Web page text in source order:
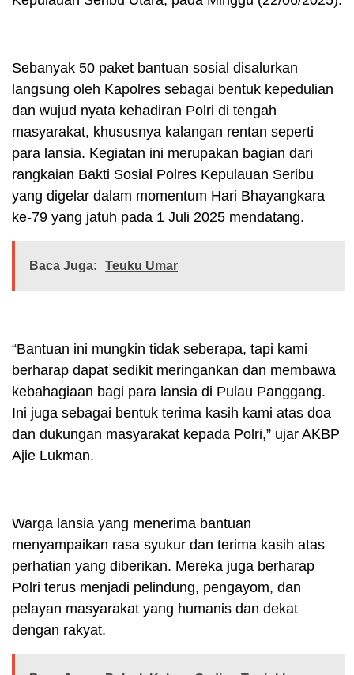
Sebanyak 50 paket bantuan sosial disalurkan
langsung oleh Kapolres sebagai bentuk kepedulian
dan wujud nyata kehadiran Polri di tengah
masyarakat, khususnya kalangan rentan seperti
para lansia. Kegiatan ini merupakan bagian dari
rangkaian Bakti Sosial Polres Kepulauan Seribu
yang digelar dalam momentum Hari Bhayangkara
ke-79 yang jatuh pada 1 Juli 2025 mendatang.
Baca Juga: Teuku Umar
“Bantuan ini mungkin tidak seberapa, tapi kami
berharap dapat sedikit meringankan dan membawa
kebahagiaan bagi para lansia di Pulau Panggang.
Ini juga sebagai bentuk terima kasih kami atas doa
dan dukungan masyarakat kepada Polri,” ujar AKBP
Ajie Lukman.
Warga lansia yang menerima bantuan
menyampaikan rasa syukur dan terima kasih atas
perhatian yang diberikan. Mereka juga berharap
Polri terus menjadi pelindung, pengayom, dan
pelayan masyarakat yang humanis dan dekat
dengan rakyat.